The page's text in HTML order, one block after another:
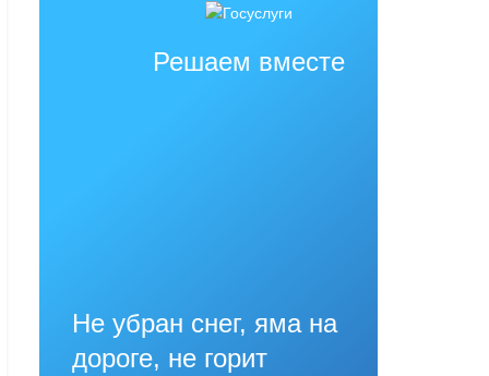
Решаем вместе
Не убран снег, яма на
дороге, не горит